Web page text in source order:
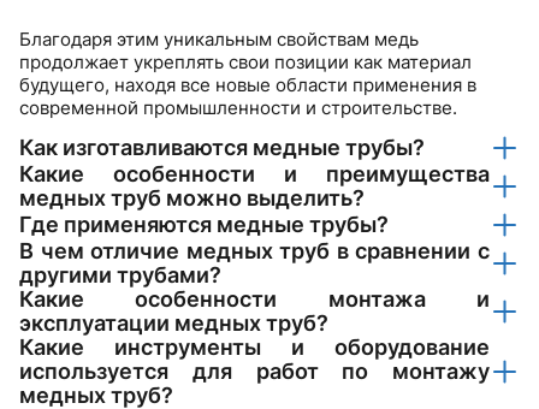
Благодаря этим уникальным свойствам медь
продолжает укреплять свои позиции как материал
будущего, находя все новые области применения в
современной промышленности и строительстве.
Как изготавливаются медные трубы?
Какие особенности и преимущества
медных труб можно выделить?
Где применяются медные трубы?
В чем отличие медных труб в сравнении с
другими трубами?
Какие особенности монтажа и
эксплуатации медных труб?
Какие инструменты и оборудование
используется для работ по монтажу
медных труб?